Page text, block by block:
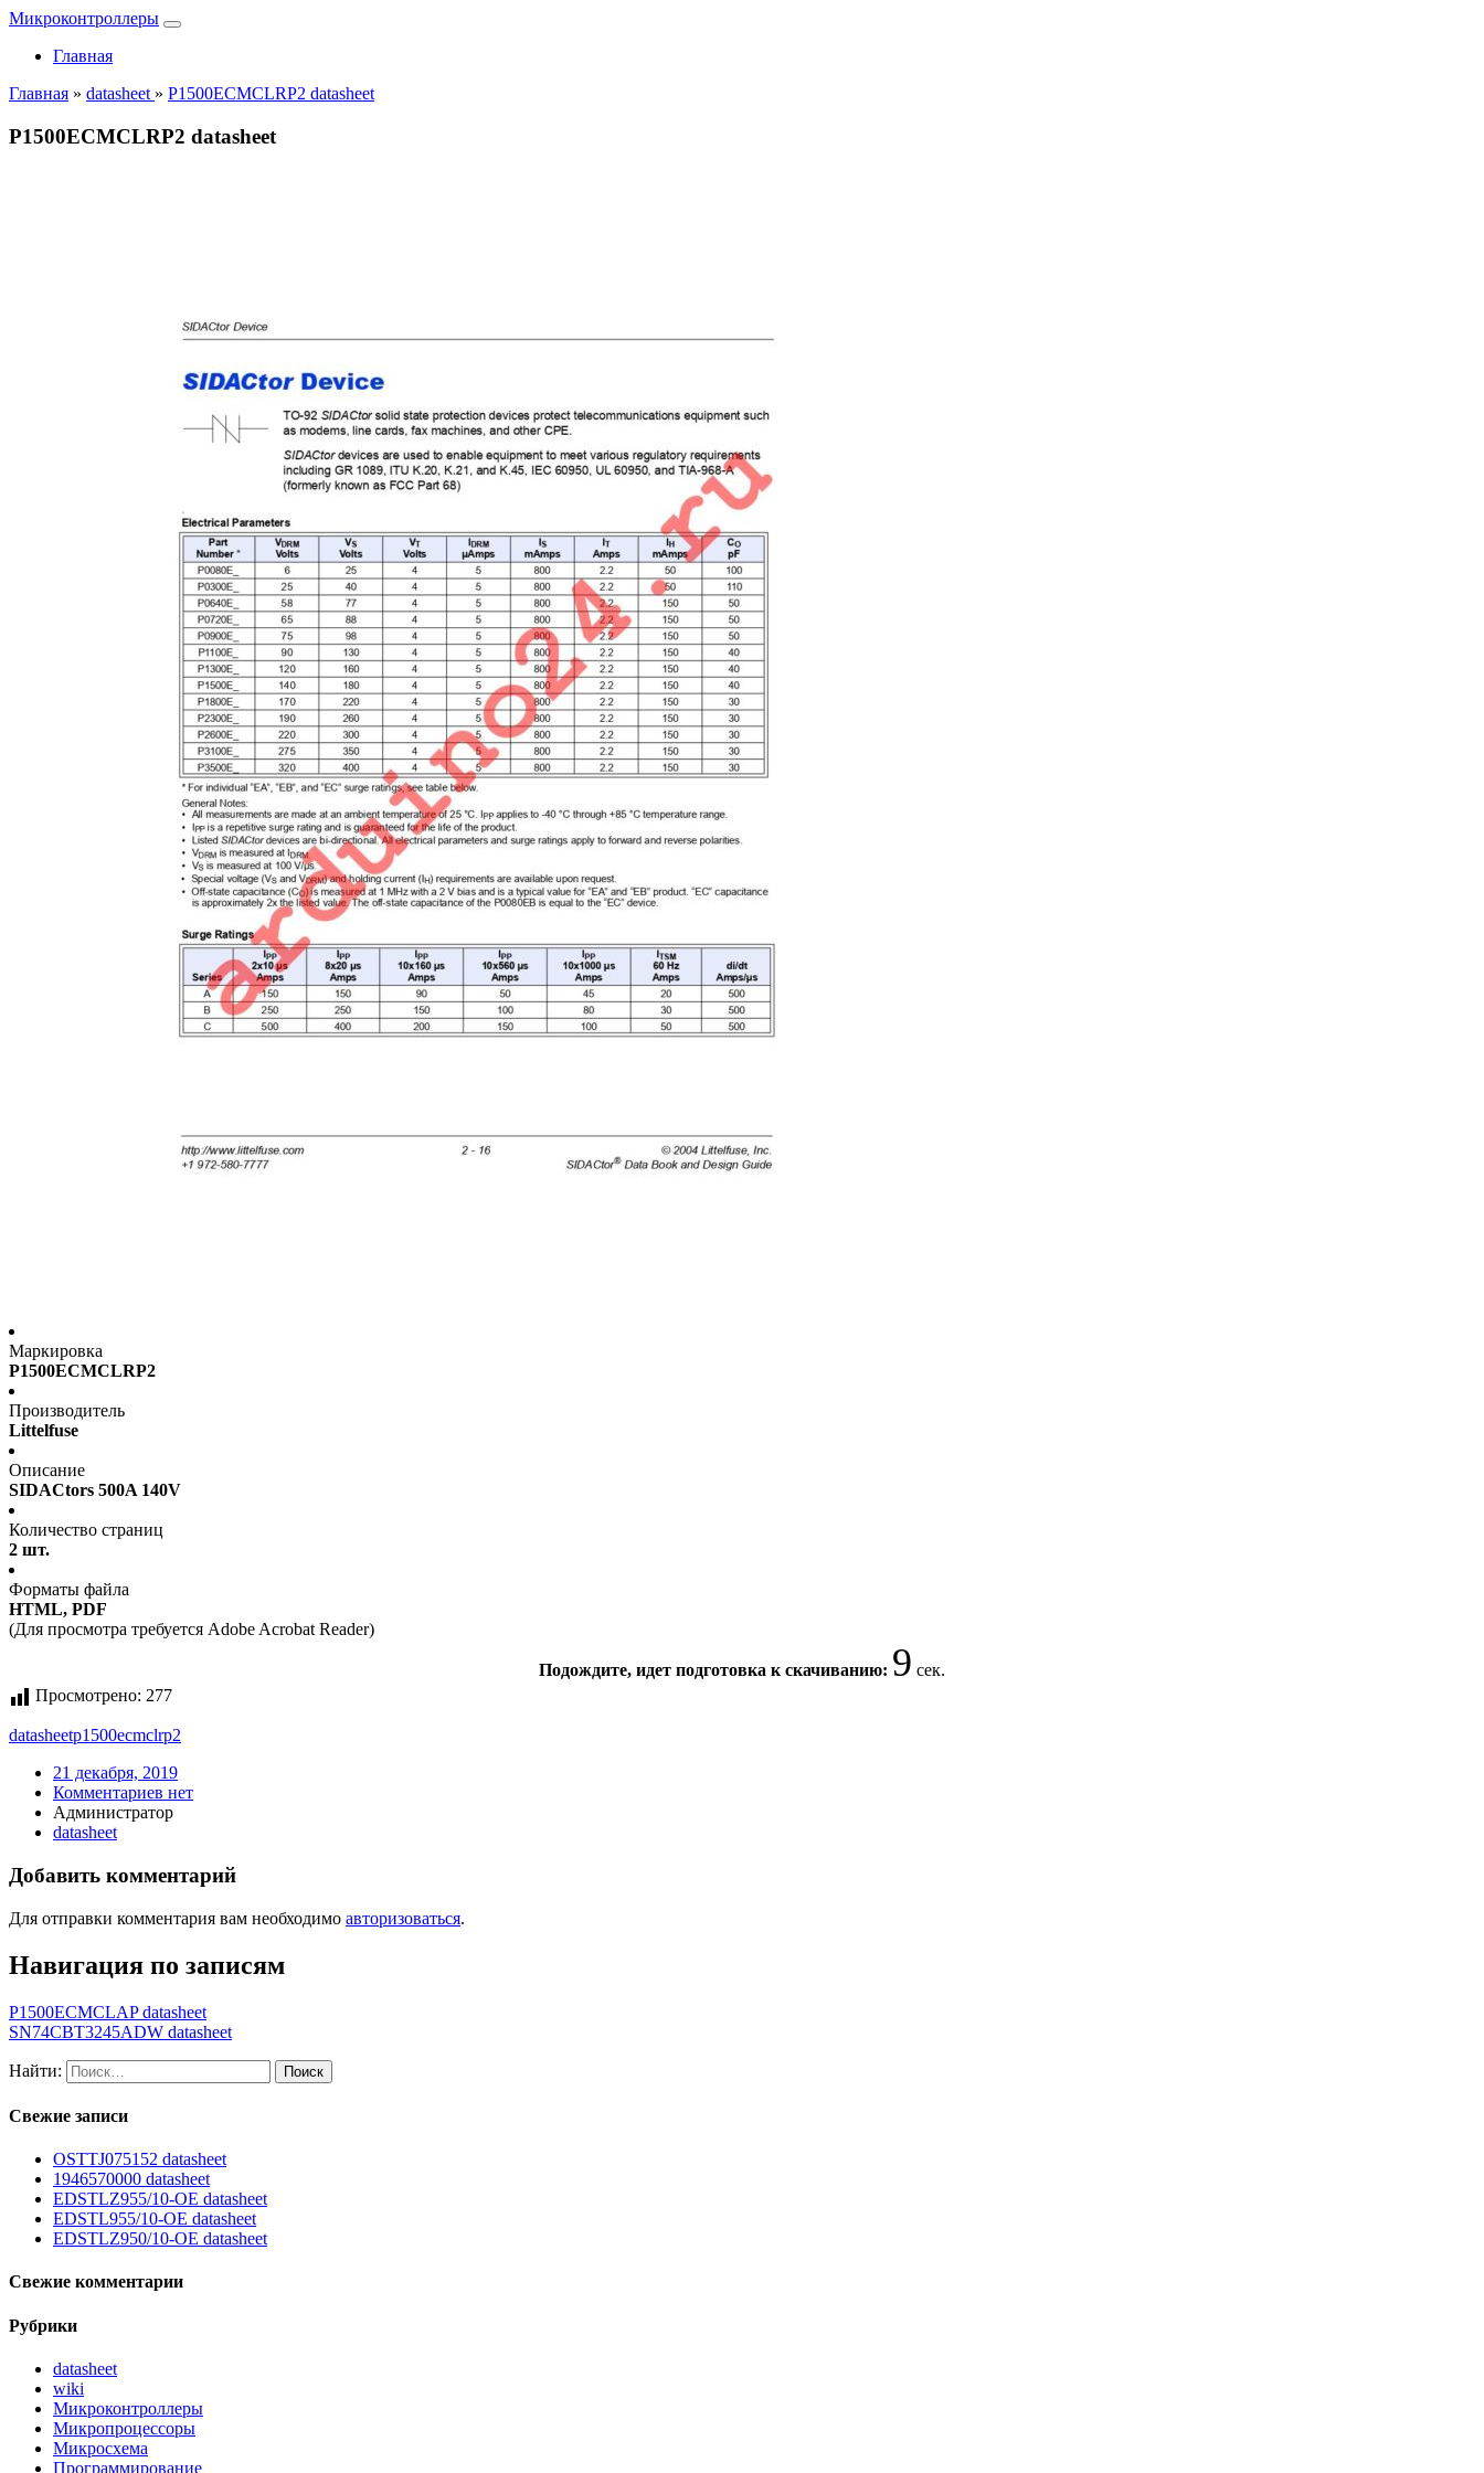
Микроконтроллеры
Главная
Главная » datasheet » P1500ECMCLRP2 datasheet
P1500ECMCLRP2 datasheet
Маркировка
P1500ECMCLRP2
Производитель
Littelfuse
Описание
SIDACtors 500A 140V
Количество страниц
2 шт.
Форматы файла
HTML, PDF
(Для просмотра требуется Adobe Acrobat Reader)
Подождите, идет подготовка к скачиванию: 9 сек.
Просмотрено: 277
datasheetp1500ecmclrp2
21 декабря, 2019
Комментариев нет
Администратор
datasheet
Добавить комментарий
Для отправки комментария вам необходимо авторизоваться.
Навигация по записям
P1500ECMCLAP datasheet
SN74CBT3245ADW datasheet
Найти:
Свежие записи
OSTTJ075152 datasheet
1946570000 datasheet
EDSTLZ955/10-OE datasheet
EDSTL955/10-OE datasheet
EDSTLZ950/10-OE datasheet
Свежие комментарии
Рубрики
datasheet
wiki
Микроконтроллеры
Микропроцессоры
Микросхема
Программирование